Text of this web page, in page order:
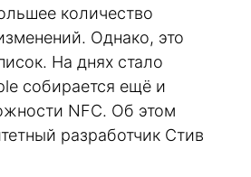
количество
Однако, это
На днях стало
собирается ещё и
NFС. Об этом
разработчик Стив